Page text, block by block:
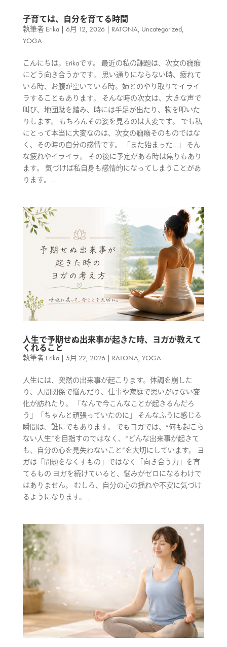
子育ては、自分を育てる時間
執筆者 Erika| 6月 12, 2026 | RATONA, Uncategorized,
YOGA
こんにちは。Erikaです。 最近の私の課題は、次女の癇癪
にどう向き合うかです。 思い通りにならない時、疲れて
いる時、お腹が空いている時。姉とのやり取りでイライ
ラすることもあります。 そんな時の次女は、大きな声で
叫び、地団駄を踏み、時には手足が出たり、物を叩いた
りします。 もちろんその姿を見るのは大変です。 でも私
にとって本当に大変なのは、次女の癇癪そのものではな
く、その時の自分の感情です。 「また始まった…」 そん
な疲れやイライラ。 その後に予定がある時は焦りもあり
ます。 気づけば私自身も感情的になってしまうことがあ
ります。...
人生で予期せぬ出来事が起きた時、ヨガが教えて
くれること
執筆者 Erika| 5月 22, 2026 | RATONA, YOGA
人生には、突然の出来事が起こります。体調を崩した
り、人間関係で悩んだり、仕事や家庭で思いがけない変
化が訪れたり。 「なんで今こんなことが起きるんだろ
う」「ちゃんと頑張っていたのに」 そんなふうに感じる
瞬間は、誰にでもあります。 でもヨガでは、“何も起こら
ない人生”を目指すのではなく、“どんな出来事が起きて
も、自分の心を見失わないこと”を大切にしています。 ヨ
ガは「問題をなくすもの」ではなく「向き合う力」を育
てるもの ヨガを続けていると、悩みがゼロになるわけで
はありません。 むしろ、自分の心の揺れや不安に気づけ
るようになります。...